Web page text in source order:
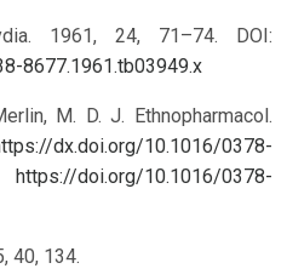
1961, 24, 71–74. DOI:
8677.1961.tb03949.x
M. D. J. Ethnopharmacol.
dx.doi.org/10.1016/0378-
https://doi.org/10.1016/0378-
40, 134.